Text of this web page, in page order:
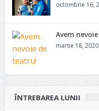
octombrie 16,
Avem
martie 18, 2020
ÎNTREBAREA LUNII